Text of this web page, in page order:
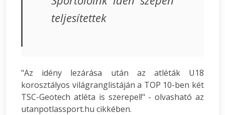
teljesítettek
"Az idény lezárása után az atléták U18
korosztályos világranglistáján a TOP 10-ben két
TSC-Geotech atléta is szerepel!" - olvasható az
utanpotlassport.hu cikkében.